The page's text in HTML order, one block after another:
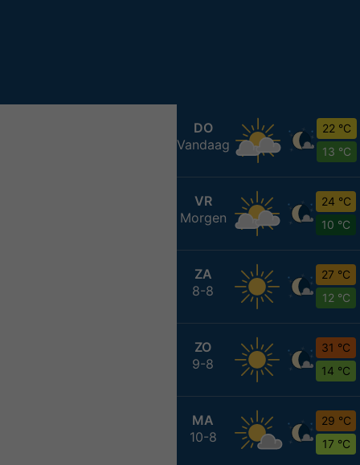
DO
Vandaag
22 °C
13 °C
VR
Morgen
24 °C
10 °C
ZA
8-8
27 °C
12 °C
ZO
9-8
31 °C
14 °C
MA
10-8
29 °C
17 °C